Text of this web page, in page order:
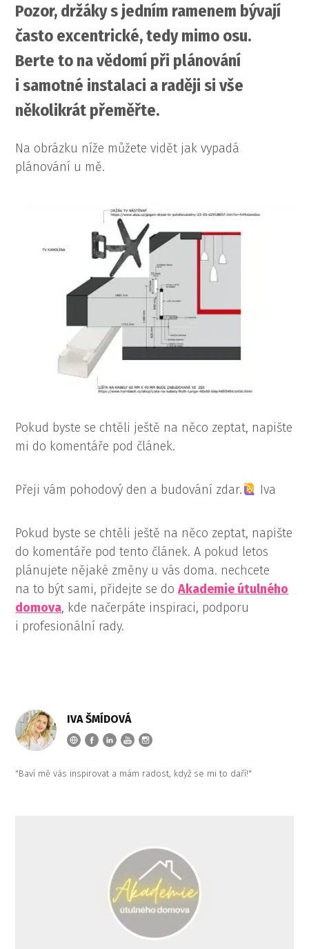
Pozor, držáky s jedním ramenem bývají
často excentrické, tedy mimo osu.
Berte to na vědomí při plánování
i samotné instalaci a raději si vše
několikrát přeměřte.
Na obrázku níže můžete vidět jak vypadá
plánování u mě.
Pokud byste se chtěli ještě na něco zeptat, napište
mi do komentáře pod článek.
Přeji vám pohodový den a budování zdar. Iva
Pokud byste se chtěli ještě na něco zeptat, napište
do komentáře pod tento článek. A pokud letos
plánujete nějaké změny u vás doma. nechcete
na to být sami, přidejte se doAkademie útulného
domova, kde načerpáte inspiraci, podporu
i profesionální rady.
IVA ŠMÍDOVÁ
"Baví mě vás inspirovat a mám radost, když se mi to daří!"